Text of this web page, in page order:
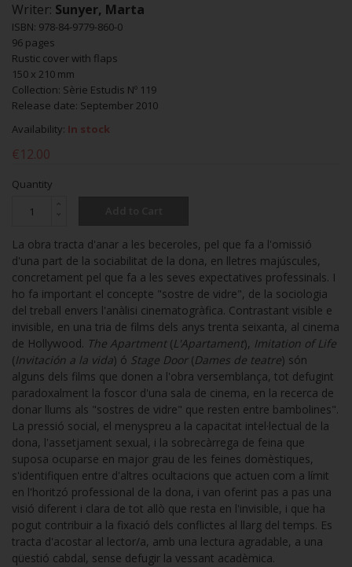
Writer: Sunyer, Marta
ISBN: 978-84-9779-860-0
96 pages
Rustic cover with flaps
150 x 210 mm
Collection: Sèrie Estudis Nº 119
Release date: September 2010
Availability: In stock
€12.00
Quantity
La obra tracta d'anar a les beceroles, pel que fa a l'omissió
d'una part de la sociabilitat de la dona, en lletres majúscules,
concretament pel que fa a les seves expectatives professinals. I
ho fa important el concepte "sostre de vidre", de la sociologia
del treball envers l'anàlisi cinematogràfica. Contrastant visible e
invisible, en una tria de films dels anys trenta seixanta, al cinema
de Hollywood. The Apartment (L'Apartament), Imitation of Life
(Invitación a la vida) ó Stage Door (Dames de teatre) són
alguns dels films que donen a l'obra versemblança, tot defugint
paradoxalment la foscor d'una sala de cinema, en la recerca de
donar llums als "sostres de vidre" que resten entre bambolines".
La pressió social, el menyspreu a la capacitat intel·lectual de la
dona, l'assetjament sexual, i la sobrecàrrega de feina que
suposa ocuparse en major grau de les feines domèstiques,
s'identifiquen entre d'altres ocultacions que actuen com a límit
en l'horitzó professional de la dona, i van oferint pas a pas una
visió diferent i clara de tot allò que resta en l'invisible, i que ha
pogut contribuir a la fixació dels conflictes al llarg del temps. Es
tracta d'acostar al lector/a, amb una lectura agradable, a una
qüestió cabdal, sense defugir la vessant acadèmica.